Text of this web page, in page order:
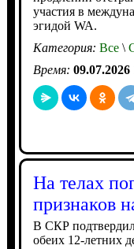
участия в
эгидой WA.
Категория: Все\
Время: 09.07.2026
На телах
признаков
В СКР
обеих 12-летних